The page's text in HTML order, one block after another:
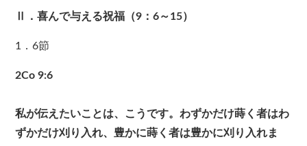
Ⅱ．喜んで与える祝福（9：6～15）
1．6節
2Co 9:6
私が伝えたいことは、こうです。わずかだけ蒔く者はわ
ずかだけ刈り入れ、豊かに蒔く者は豊かに刈り入れま